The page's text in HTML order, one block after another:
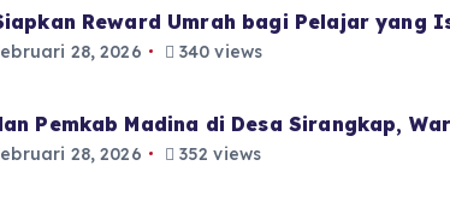
Reward Umrah bagi Pelajar yang
28, 2026 340 views
Pemkab Madina di Desa Sirangkap,
28, 2026 352 views